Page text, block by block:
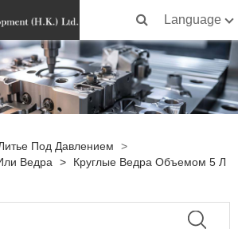
Language
Под Давлением
>
Ведра > Круглые Ведра Объемом 5 Л